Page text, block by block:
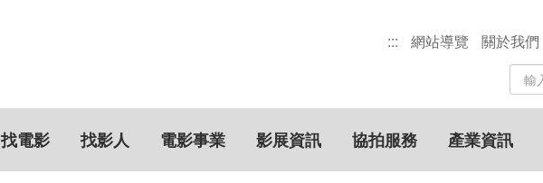
::: 網站導覽 關於我們
站
內
搜
尋
關
鍵
找電影 找影人 電影事業 影展資訊 協拍服務 產業資訊